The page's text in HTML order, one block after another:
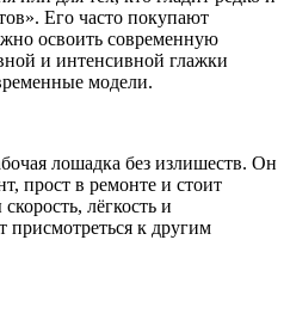
Его часто покупают
освоить современную
и интенсивной глажки
модели.
лошадка без излишеств. Он
прост в ремонте и стоит
лёгкость и
к другим